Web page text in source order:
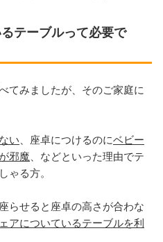
テーブルって必要で
てみましたが、そのご家庭に
い 、座卓につけるのにベビー
邪魔 、などといった理由でテ
ゃる方。
らせると座卓の高さが合わな
アについているテーブルを利